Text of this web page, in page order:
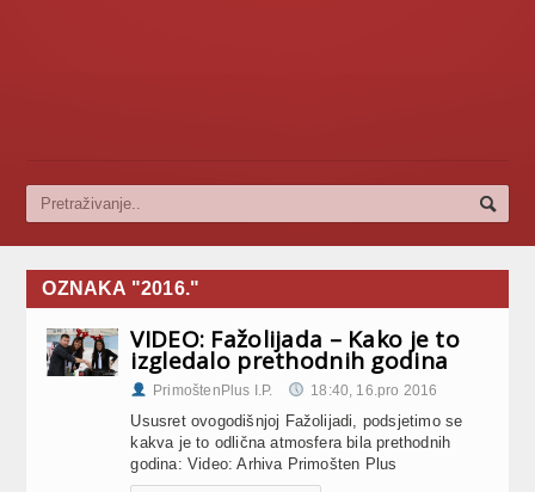
OZNAKA "2016."
VIDEO: Fažolijada – Kako je to
izgledalo prethodnih godina
PrimoštenPlus I.P. 18:40, 16.pro 2016
Ususret ovogodišnjoj Fažolijadi, podsjetimo se
kakva je to odlična atmosfera bila prethodnih
godina: Video: Arhiva Primošten Plus